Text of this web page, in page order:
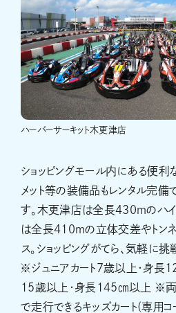
ハーバーサーキット木更津店
ショッピングモール内にある便利
メット等の装備品もレンタル完備
す。木更津店は全長430ｍのハイ
は全長410ｍの立体交差やトンネ
ス。ショッピングがてら、気軽に挑
※ジュニアカート7歳以上・身長
15歳以上・身長145㎝以上 ※両
で走行できるキッズカート(専用